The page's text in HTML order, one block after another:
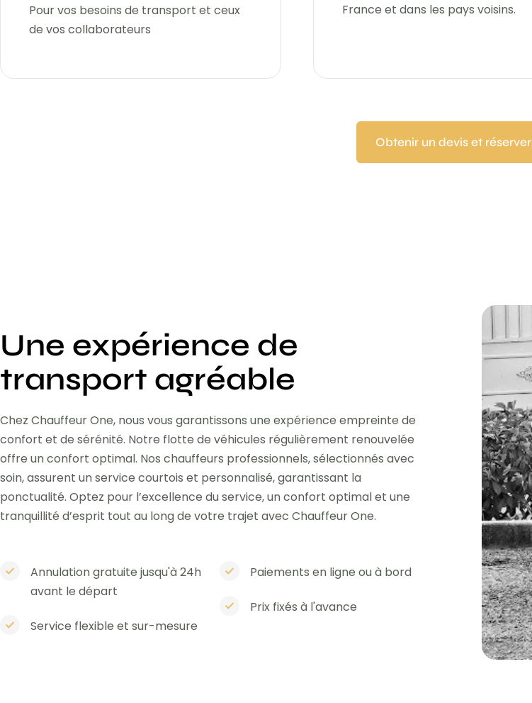
Pour vos besoins de transport et ceux
de vos collaborateurs
France et dans les pays voisins.
Obtenir un devis et réserver
Une expérience de
transport agréable
Chez Chauffeur One, nous vous garantissons une expérience empreinte de
confort et de sérénité. Notre flotte de véhicules régulièrement renouvelée
offre un confort optimal. Nos chauffeurs professionnels, sélectionnés avec
soin, assurent un service courtois et personnalisé, garantissant la
ponctualité. Optez pour l’excellence du service, un confort optimal et une
tranquillité d’esprit tout au long de votre trajet avec Chauffeur One.
Annulation gratuite jusqu'à 24h
avant le départ
Service flexible et sur-mesure
Paiements en ligne ou à bord
Prix fixés à l'avance